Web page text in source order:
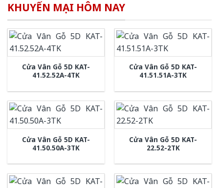
KHUYẾN MẠI HÔM NAY
Cửa Vân Gỗ 5D KAT-
41.52.52A-4TK
Cửa Vân Gỗ 5D KAT-
41.51.51A-3TK
Cửa Vân Gỗ 5D KAT-
41.50.50A-3TK
Cửa Vân Gỗ 5D KAT-
22.52-2TK